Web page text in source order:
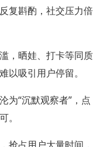
复斟酌，社交压力倍
，晒娃、打卡等同质
以吸引用户停留。
为“沉默观察者”，点
。